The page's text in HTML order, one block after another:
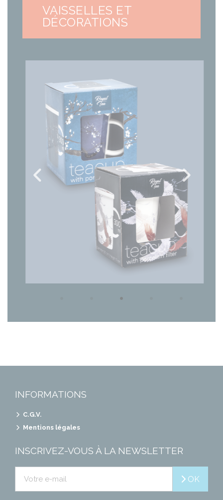
VAISSELLES ET
DÉCORATIONS
INFORMATIONS
C.G.V.
Mentions légales
INSCRIVEZ-VOUS À LA NEWSLETTER
OK